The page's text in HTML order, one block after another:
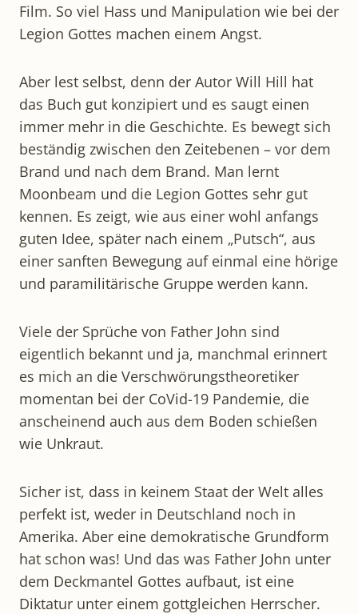
Film. So viel Hass und Manipulation wie bei der
Legion Gottes machen einem Angst.
Aber lest selbst, denn der Autor Will Hill hat
das Buch gut konzipiert und es saugt einen
immer mehr in die Geschichte. Es bewegt sich
beständig zwischen den Zeitebenen – vor dem
Brand und nach dem Brand. Man lernt
Moonbeam und die Legion Gottes sehr gut
kennen. Es zeigt, wie aus einer wohl anfangs
guten Idee, später nach einem „Putsch“, aus
einer sanften Bewegung auf einmal eine hörige
und paramilitärische Gruppe werden kann.
Viele der Sprüche von Father John sind
eigentlich bekannt und ja, manchmal erinnert
es mich an die Verschwörungstheoretiker
momentan bei der CoVid-19 Pandemie, die
anscheinend auch aus dem Boden schießen
wie Unkraut.
Sicher ist, dass in keinem Staat der Welt alles
perfekt ist, weder in Deutschland noch in
Amerika. Aber eine demokratische Grundform
hat schon was! Und das was Father John unter
dem Deckmantel Gottes aufbaut, ist eine
Diktatur unter einem gottgleichen Herrscher.